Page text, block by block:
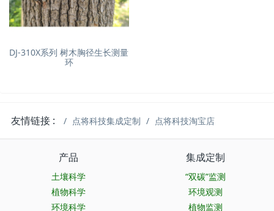
DJ-310X系列 树木胸径生长测量
环
友情链接 : 点将科技集成定制 点将科技淘宝店
产品
土壤科学
植物科学
环境科学
集成定制
“双碳”监测
环境观测
植物监测